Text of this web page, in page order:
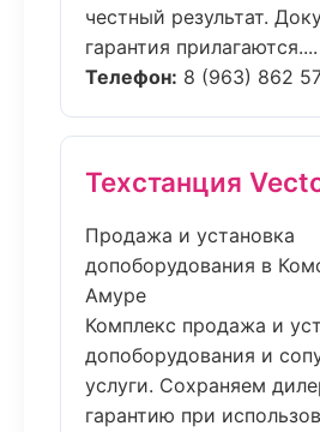
честный результат.
гарантия прилагаются....
Телефон: 8 (963) 862
Техстанция
Продажа и установка
допоборудования в
Амуре
Комплекс продажа и
допоборудования и
услуги. Сохраняем
гарантию при